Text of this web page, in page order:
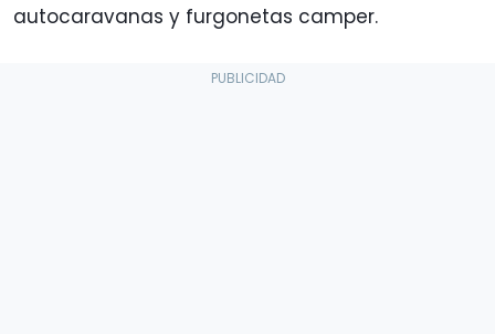
autocaravanas y furgonetas camper.